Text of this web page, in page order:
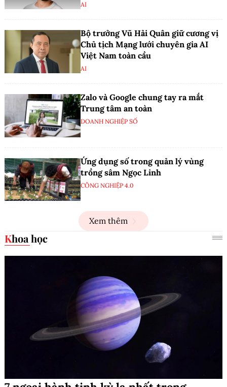
AI
Bộ trưởng Vũ Hải Quân giữ cương vị
Chủ tịch Mạng lưới chuyên gia AI
Việt Nam toàn cầu
AI
Zalo và Google chung tay ra mắt
Trung tâm an toàn
DOANH NGHIỆP SỐ
Ứng dụng số trong quản lý vùng
trồng sâm Ngọc Linh
CÔNG NGHIỆP 4.0
Xem thêm
Khoa học